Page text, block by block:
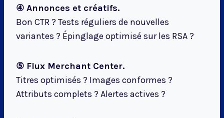
④ Annonces et créatifs.
Bon CTR ? Tests réguliers de nouvelles
variantes ? Épinglage optimisé sur les RSA ?
⑤ Flux Merchant Center.
Titres optimisés ? Images conformes ?
Attributs complets ? Alertes actives ?